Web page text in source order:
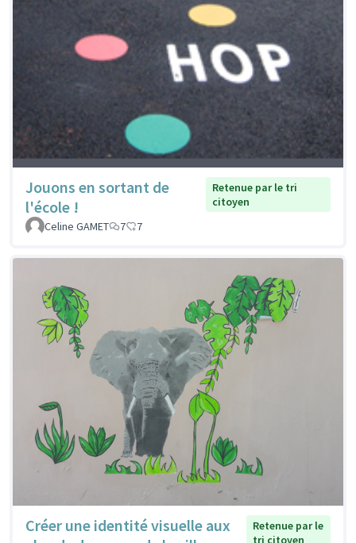
Jouons en sortant de
l'école !
Retenue par le tri
citoyen
Celine GAMET
7 7
Créer une identité visuelle aux
Retenue par le
tri citoyen